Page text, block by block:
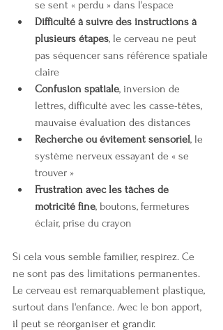
se sent « perdu » dans l'espace
Difficulté à suivre des instructions à
plusieurs étapes, le cerveau ne peut
pas séquencer sans référence spatiale
claire
Confusion spatiale, inversion de
lettres, difficulté avec les casse-têtes,
mauvaise évaluation des distances
Recherche ou évitement sensoriel, le
système nerveux essayant de « se
trouver »
Frustration avec les tâches de
motricité fine, boutons, fermetures
éclair, prise du crayon
Si cela vous semble familier, respirez. Ce
ne sont pas des limitations permanentes.
Le cerveau est remarquablement plastique,
surtout dans l'enfance. Avec le bon apport,
il peut se réorganiser et grandir.